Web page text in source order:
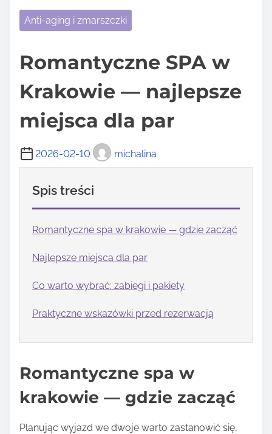
Anti-aging i zmarszczki
Romantyczne SPA w
Krakowie — najlepsze
miejsca dla par
2026-02-10 michalina
Spis treści
Romantyczne spa w krakowie — gdzie zacząć
Najlepsze miejsca dla par
Co warto wybrać: zabiegi i pakiety
Praktyczne wskazówki przed rezerwacją
Romantyczne spa w
krakowie — gdzie zacząć
Planując wyjazd we dwoje warto zastanowić się,